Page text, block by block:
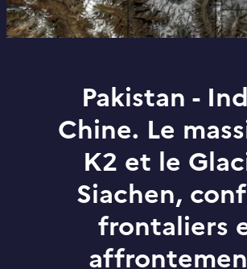
Pakistan -
Chine. Le
K2 et le
Siachen,
frontaliers